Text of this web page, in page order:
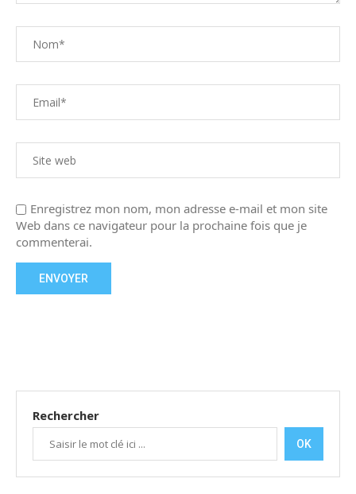
Enregistrez mon nom, mon adresse e-mail et mon site
Web dans ce navigateur pour la prochaine fois que je
commenterai.
Rechercher
OK